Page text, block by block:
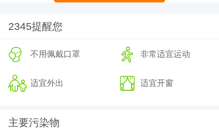
2345提醒您
不用佩戴口罩 非常适宜运动
适宜外出 适宜开窗
主要污染物